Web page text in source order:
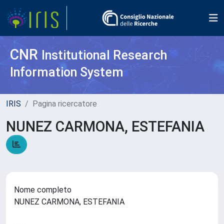
CNR Institutional Research
Information System
IRIS Pagina ricercatore
NUNEZ CARMONA, ESTEFANIA
Nome completo
NUNEZ CARMONA, ESTEFANIA